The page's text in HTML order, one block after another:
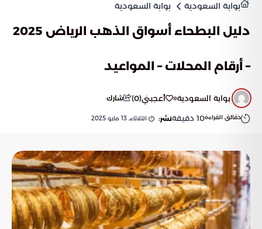
بوابة السعودية بوابة السعودية
دليل البطحاء أسواق الذهب الرياض 2025
– أرقام المحلات – المواعيد
بوابة السعودية أعجبني(
0
) شارك
دقائق القراءة10 دقيقةنشر: الثلاثاء, 13 مايو 2025